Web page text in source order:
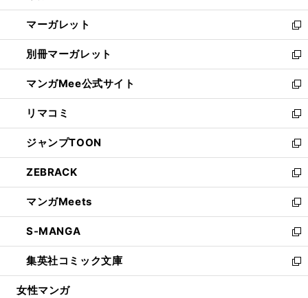
開
く
ウ
で
開
く
ン
ド
ウ
で
開
く
し
い
ウ
ィ
ン
ド
ウ
で
開
く
マーガレット
新
し
い
ウ
ィ
ン
ド
ウ
で
開
く
別冊マーガレット
新
し
い
ウ
ィ
ン
ド
ウ
で
開
く
マンガMee公式サイト
新
し
い
ウ
ィ
ン
ド
ウ
で
開
く
リマコミ
新
し
い
ウ
ィ
ン
ド
ウ
で
開
く
ジャンプTOON
新
し
い
ウ
ィ
ン
ド
ウ
で
開
ZEBRACK
新
し
い
ウ
ィ
ン
ド
ウ
マンガMeets
新
し
い
ウ
ィ
ン
S-MANGA
新
し
い
ウ
集英社コミック文庫
新
し
女性マンガ